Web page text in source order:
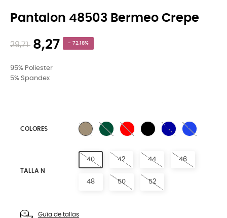
Pantalon 48503 Bermeo Crepe
29,71 8,27 - 72,18%
95% Poliester
5% Spandex
COLORES 2 BEIGE6 VERDE7 ROJO8 NEGRO17 MARINO11 ROYAL
TALLA N
40 42 44 46
48 50 52
Guía de tallas